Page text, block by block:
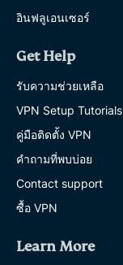
อินฟลูเอนเซอร์
Get Help
รับความช่วยเหลือ
VPN Setup Tutorials
คู่มือติดตั้ง VPN
คำถามที่พบบ่อย
Contact support
ซื้อ VPN
Learn More